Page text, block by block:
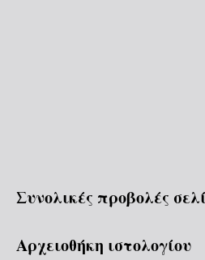
Συνολικές προβολές
Αρχειοθήκη ιστολογίου